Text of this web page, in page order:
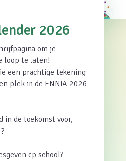
2026
om je
loop te laten!
een prachtige tekening
plek in de ENNIA 2026
in de toekomst voor,
op school?